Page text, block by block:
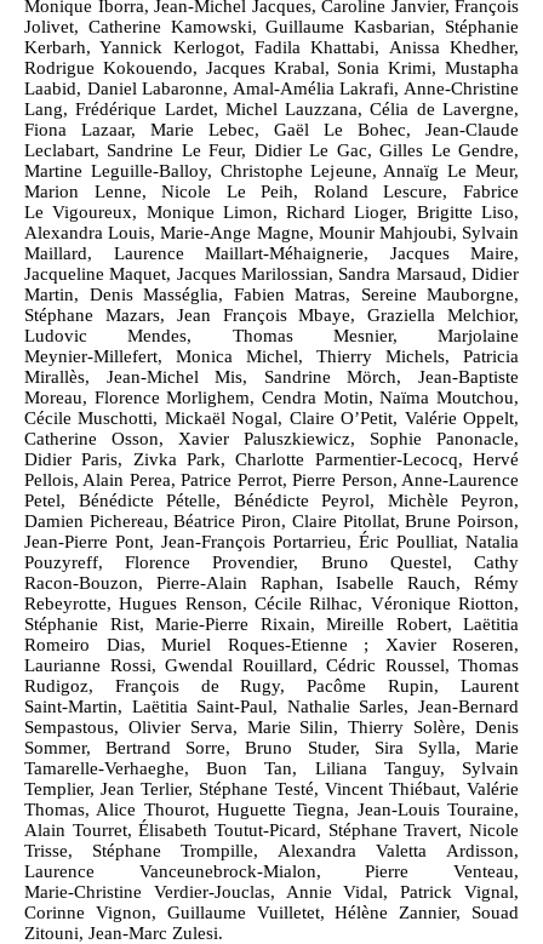
Monique Iborra, Jean‑Michel Jacques, Caroline Janvier, François
Jolivet, Catherine Kamowski, Guillaume Kasbarian, Stéphanie
Kerbarh, Yannick Kerlogot, Fadila Khattabi, Anissa Khedher,
Rodrigue Kokouendo, Jacques Krabal, Sonia Krimi, Mustapha
Laabid, Daniel Labaronne, Amal‑Amélia Lakrafi, Anne‑Christine
Lang, Frédérique Lardet, Michel Lauzzana, Célia de Lavergne,
Fiona Lazaar, Marie Lebec, Gaël Le Bohec, Jean‑Claude
Leclabart, Sandrine Le Feur, Didier Le Gac, Gilles Le Gendre,
Martine Leguille‑Balloy, Christophe Lejeune, Annaïg Le Meur,
Marion Lenne, Nicole Le Peih, Roland Lescure, Fabrice
Le Vigoureux, Monique Limon, Richard Lioger, Brigitte Liso,
Alexandra Louis, Marie‑Ange Magne, Mounir Mahjoubi, Sylvain
Maillard, Laurence Maillart‑Méhaignerie, Jacques Maire,
Jacqueline Maquet, Jacques Marilossian, Sandra Marsaud, Didier
Martin, Denis Masséglia, Fabien Matras, Sereine Mauborgne,
Stéphane Mazars, Jean François Mbaye, Graziella Melchior,
Ludovic Mendes, Thomas Mesnier, Marjolaine
Meynier‑Millefert, Monica Michel, Thierry Michels, Patricia
Mirallès, Jean‑Michel Mis, Sandrine Mörch, Jean‑Baptiste
Moreau, Florence Morlighem, Cendra Motin, Naïma Moutchou,
Cécile Muschotti, Mickaël Nogal, Claire O’Petit, Valérie Oppelt,
Catherine Osson, Xavier Paluszkiewicz, Sophie Panonacle,
Didier Paris, Zivka Park, Charlotte Parmentier‑Lecocq, Hervé
Pellois, Alain Perea, Patrice Perrot, Pierre Person, Anne‑Laurence
Petel, Bénédicte Pételle, Bénédicte Peyrol, Michèle Peyron,
Damien Pichereau, Béatrice Piron, Claire Pitollat, Brune Poirson,
Jean‑Pierre Pont, Jean‑François Portarrieu, Éric Poulliat, Natalia
Pouzyreff, Florence Provendier, Bruno Questel, Cathy
Racon‑Bouzon, Pierre‑Alain Raphan, Isabelle Rauch, Rémy
Rebeyrotte, Hugues Renson, Cécile Rilhac, Véronique Riotton,
Stéphanie Rist, Marie‑Pierre Rixain, Mireille Robert, Laëtitia
Romeiro Dias, Muriel Roques‑Etienne ; Xavier Roseren,
Laurianne Rossi, Gwendal Rouillard, Cédric Roussel, Thomas
Rudigoz, François de Rugy, Pacôme Rupin, Laurent
Saint‑Martin, Laëtitia Saint‑Paul, Nathalie Sarles, Jean‑Bernard
Sempastous, Olivier Serva, Marie Silin, Thierry Solère, Denis
Sommer, Bertrand Sorre, Bruno Studer, Sira Sylla, Marie
Tamarelle‑Verhaeghe, Buon Tan, Liliana Tanguy, Sylvain
Templier, Jean Terlier, Stéphane Testé, Vincent Thiébaut, Valérie
Thomas, Alice Thourot, Huguette Tiegna, Jean‑Louis Touraine,
Alain Tourret, Élisabeth Toutut‑Picard, Stéphane Travert, Nicole
Trisse, Stéphane Trompille, Alexandra Valetta Ardisson,
Laurence Vanceunebrock‑Mialon, Pierre Venteau,
Marie‑Christine Verdier‑Jouclas, Annie Vidal, Patrick Vignal,
Corinne Vignon, Guillaume Vuilletet, Hélène Zannier, Souad
Zitouni, Jean‑Marc Zulesi.